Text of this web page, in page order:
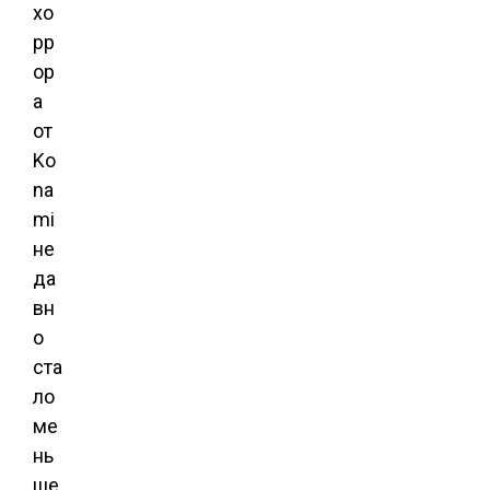
хо
рр
ор
а
от
Ko
na
mi
не
да
вн
о
ста
ло
ме
нь
ше.